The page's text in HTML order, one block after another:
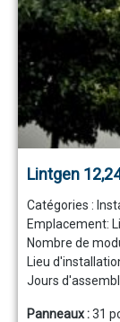
Lintgen
Catégories :
Emplacement:
Nombre de
Lieu
Jours
Panneaux :31